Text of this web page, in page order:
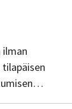
ilman